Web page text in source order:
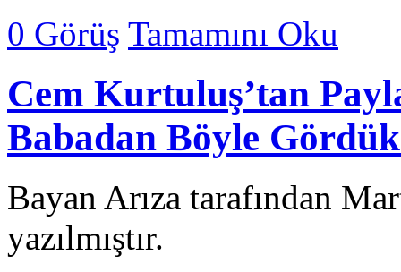
0 Görüş Tamamını Oku
Cem Kurtuluş’tan
Babadan Böyle
Bayan Arıza tarafından
yazılmıştır.